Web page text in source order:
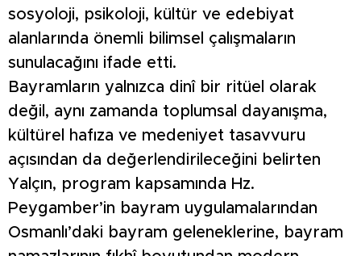
sosyoloji, psikoloji, kültür ve edebiyat
alanlarında önemli bilimsel çalışmaların
sunulacağını ifade etti.
Bayramların yalnızca dinî bir ritüel olarak
değil, aynı zamanda toplumsal dayanışma,
kültürel hafıza ve medeniyet tasavvuru
açısından da değerlendirileceğini belirten
Yalçın, program kapsamında Hz.
Peygamber’in bayram uygulamalarından
Osmanlı’daki bayram geleneklerine, bayram